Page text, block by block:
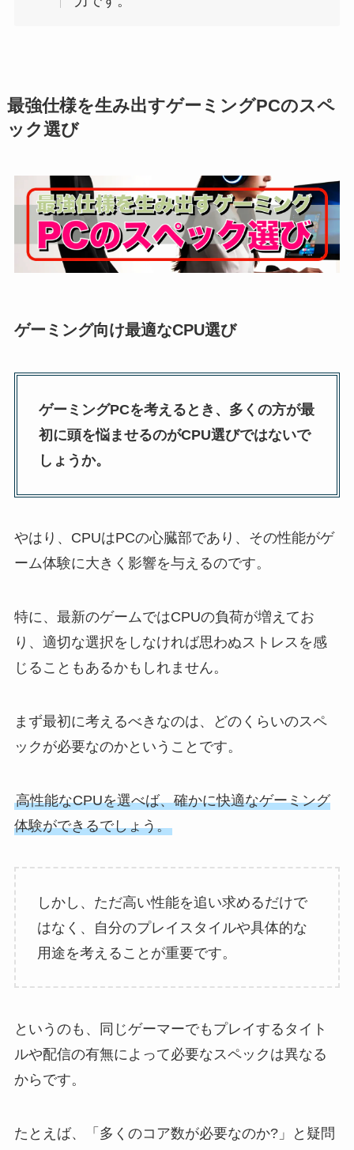
最強仕様を生み出すゲーミングPCのスペ
ック選び
ゲーミング向け最適なCPU選び
ゲーミングPCを考えるとき、多くの方が最
初に頭を悩ませるのがCPU選びではないで
しょうか。
やはり、CPUはPCの心臓部であり、その性能がゲ
ーム体験に大きく影響を与えるのです。
特に、最新のゲームではCPUの負荷が増えてお
り、適切な選択をしなければ思わぬストレスを感
じることもあるかもしれません。
まず最初に考えるべきなのは、どのくらいのスペ
ックが必要なのかということです。
高性能なCPUを選べば、確かに快適なゲーミング
体験ができるでしょう。
しかし、ただ高い性能を追い求めるだけで
はなく、自分のプレイスタイルや具体的な
用途を考えることが重要です。
というのも、同じゲーマーでもプレイするタイト
ルや配信の有無によって必要なスペックは異なる
からです。
たとえば、「多くのコア数が必要なのか?」と疑問